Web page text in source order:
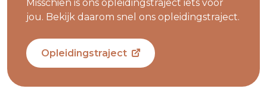
Misschien is ons opleidingstraject iets voor
jou. Bekijk daarom snel ons opleidingstraject.
Opleidingstraject